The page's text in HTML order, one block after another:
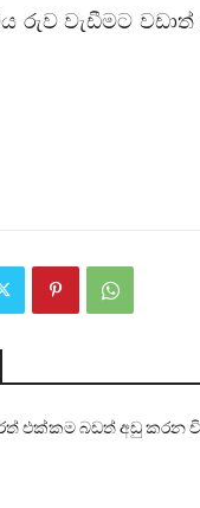
රුව වැඩීමට වඩාත්
එක්කම බඩත් අඩු කරන